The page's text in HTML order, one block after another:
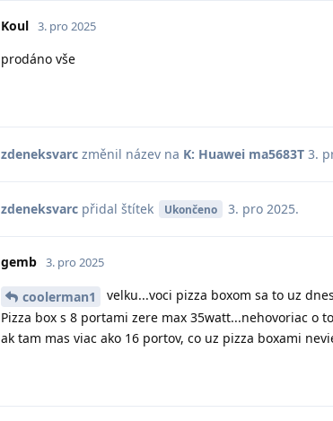
Koul 3. pro 2025
prodáno vše
zdeneksvarc změnil název na K: Huawei ma5683T 3.
zdeneksvarc přidal štítek Ukončeno 3. pro 2025.
gemb 3. pro 2025
coolerman1
velku...voci pizza boxom sa to uz
Pizza box s 8 portami zere max 35watt...nehovoriac o
ak tam mas viac ako 16 portov, co uz pizza boxami